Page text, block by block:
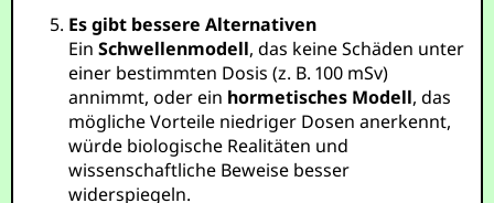
Es gibt bessere Alternativen
EinSchwellenmodell, das keine Schäden unter
einer bestimmten Dosis (z. B. 100 mSv)
annimmt, oder ein hormetisches Modell, das
mögliche Vorteile niedriger Dosen anerkennt,
würde biologische Realitäten und
wissenschaftliche Beweise besser
widerspiegeln.